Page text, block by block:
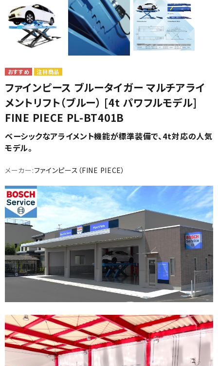
メーカーから選ぶ
ガレージ機器
注目商品
ファインピース ブルータイガー マルチアライ
メントリフト（ブルー） [4t パワフルモデル]
FINE PIECE PL-BT401B
ベーシックなアライメント機能が標準装備で、4t対応の人気
モデル。
メーカー:ファインピース（FINE PIECE）